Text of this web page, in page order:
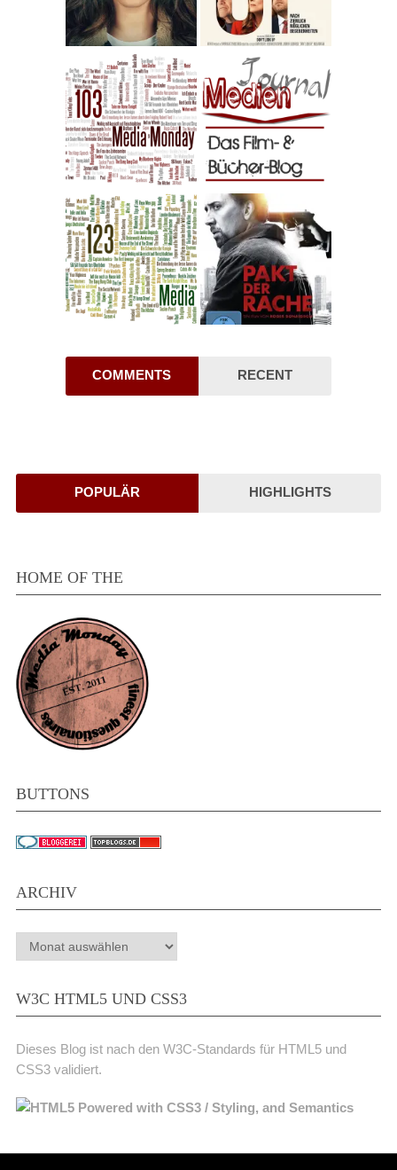
COMMENTS RECENT
POPULÄR HIGHLIGHTS
HOME OF THE
BUTTONS
ARCHIV
Archiv
W3C HTML5 UND CSS3
Dieses Blog ist nach den W3C-Standards für HTML5 und
CSS3 validiert.